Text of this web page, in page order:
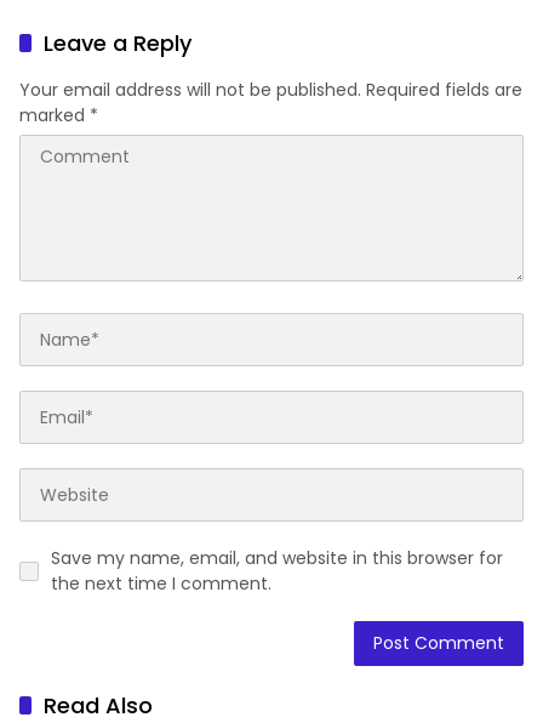
BulanLeave a Reply
Your email address will not be published. Required fields are
marked *
Save my name, email, and website in this browser for
the next time I comment.
Read Also